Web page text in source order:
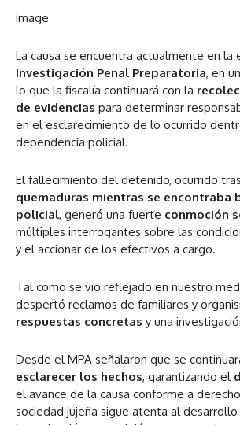
image
La causa se encuentra actualmente en la
Investigación Penal Preparatoria, en
lo que la fiscalía continuará con la
de evidencias para determinar
en el esclarecimiento de lo ocurrido
dependencia policial.
El fallecimiento del detenido, ocurrido
quemaduras mientras se encontraba
policial, generó una fuerte conmoción
múltiples interrogantes sobre las
y el accionar de los efectivos a cargo.
Tal como se vio reflejado en nuestro
despertó reclamos de familiares y
respuestas concretas y una
Desde el MPA señalaron que se
esclarecer los hechos, garantizando el
el avance de la causa conforme a
sociedad jujeña sigue atenta al desarrollo